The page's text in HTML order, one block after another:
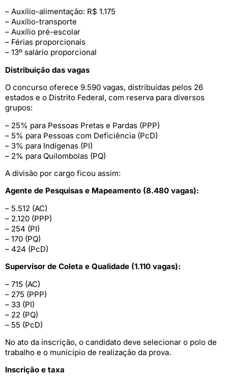
– Auxílio-alimentação: R$ 1.175
– Auxílio-transporte
– Auxílio pré-escolar
– Férias proporcionais
– 13º salário proporcional
Distribuição das vagas
O concurso oferece 9.590 vagas, distribuídas pelos 26
estados e o Distrito Federal, com reserva para diversos
grupos:
– 25% para Pessoas Pretas e Pardas (PPP)
– 5% para Pessoas com Deficiência (PcD)
– 3% para Indígenas (PI)
– 2% para Quilombolas (PQ)
A divisão por cargo ficou assim:
Agente de Pesquisas e Mapeamento (8.480 vagas):
– 5.512 (AC)
– 2.120 (PPP)
– 254 (PI)
– 170 (PQ)
– 424 (PcD)
Supervisor de Coleta e Qualidade (1.110 vagas):
– 715 (AC)
– 275 (PPP)
– 33 (PI)
– 22 (PQ)
– 55 (PcD)
No ato da inscrição, o candidato deve selecionar o polo de
trabalho e o município de realização da prova.
Inscrição e taxa